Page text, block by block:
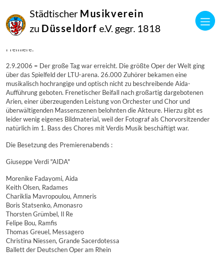
Städtischer Musikverein
zu Düsseldorf e.V. gegr. 1818
September
2006
Manfred Hill
Premiere:
2.9.2006 = Der große Tag war erreicht. Die größte Oper der Welt ging
über das Spielfeld der LTU-arena. 26.000 Zuhörer bekamen eine
musikalisch hochrangige und optisch nicht zu beschreibende Aida-
Aufführung geboten. Frenetischer Beifall nach großartig dargebotenen
Arien, einer überzeugenden Leistung von Orchester und Chor und
überwältigenden Massenszenen belohnten die Akteure. Hierzu gibt es
leider wenig eigenes Bildmaterial, weil der Fotograf als Chorvorsitzender
natürlich im 1. Bass des Chores mit Verdis Musik beschäftigt war.
Die Besetzung des Premierenabends :
Giuseppe Verdi "AIDA"
Morenike Fadayomi, Aida
Keith Olsen, Radames
Chariklia Mavropoulou, Amneris
Boris Statsenko, Amonasro
Thorsten Grümbel, Il Re
Felipe Bou, Ramfis
Thomas Greuel, Messagero
Christina Niessen, Grande Sacerdotessa
Ballett der Deutschen Oper am Rhein